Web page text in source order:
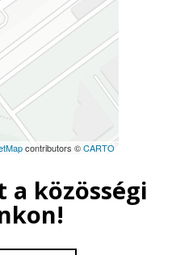
contributors ©CARTO
a közösségi